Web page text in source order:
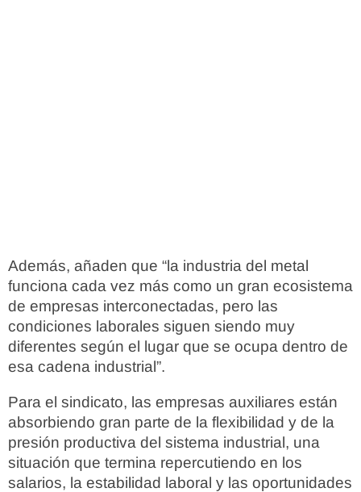
Además, añaden que “la industria del metal
funciona cada vez más como un gran ecosistema
de empresas interconectadas, pero las
condiciones laborales siguen siendo muy
diferentes según el lugar que se ocupa dentro de
esa cadena industrial”.
Para el sindicato, las empresas auxiliares están
absorbiendo gran parte de la flexibilidad y de la
presión productiva del sistema industrial, una
situación que termina repercutiendo en los
salarios, la estabilidad laboral y las oportunidades